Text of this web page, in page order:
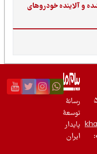
خودروهای
رسانۀ
توسعۀ
پایدار
ایران